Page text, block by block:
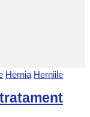
Hernia Herniile